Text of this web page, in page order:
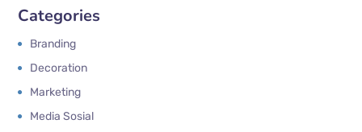
Categories
Branding
Decoration
Marketing
Media Sosial